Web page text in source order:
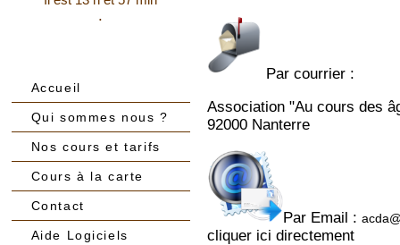
.
Accueil
Qui sommes nous ?
Nos cours et tarifs
Cours à la carte
Contact
Aide Logiciels
Par courrier :
Association "Au cours des
92000 Nanterre
Par Email :
cliquer ici directement